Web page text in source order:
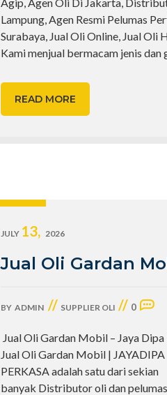
Lampung, Agen Resmi Pelumas
Surabaya, Jual Oli Online, Jual Oli
Kami menjual bermacam jenis dan
READ MORE
JULY 13, 2026
Jual Oli Gardan
BY ADMIN // SUPPLIER OLI // 0
Jual Oli Gardan Mobil – Jaya Dipa
Jual Oli Gardan Mobil | JAYADIPA
PERKASA adalah satu dari sekian
banyak Distributor oli dan